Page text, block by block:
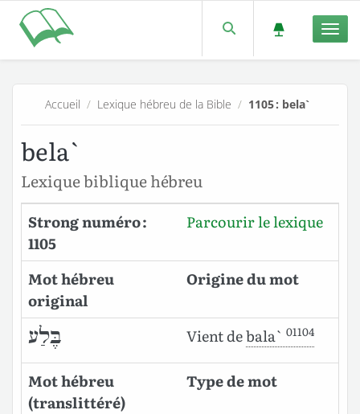
Accueil / Lexique hébreu de la Bible / 1105 : bela`
bela`
Lexique biblique hébreu
Strong numéro :
1105
Parcourir le lexique
Mot hébreu
original
Origine du mot
בֶּלַע Vient debala` 01104
Mot hébreu
(translittéré)
Type de mot